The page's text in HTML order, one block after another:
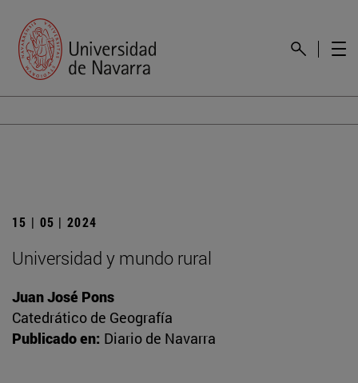
15 | 05 | 2024
Universidad y mundo rural
Juan José Pons
Catedrático de Geografía
Publicado en: Diario de Navarra